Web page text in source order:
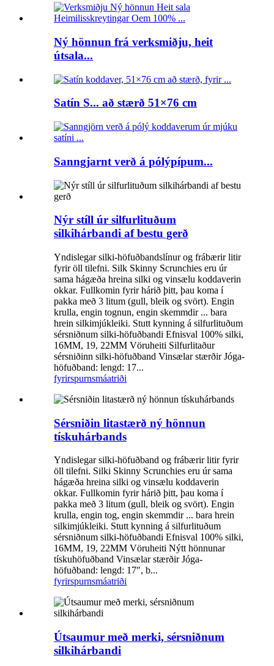
Ný hönnun frá verksmiðju, heit
útsala...
Satín S... að stærð 51×76 cm
Sanngjarnt verð á pólýpípum...
Nýr stíll úr silfurlituðum
silkihárbandi af bestu gerð
Yndislegar silki-höfuðbandslínur og frábærir litir
fyrir öll tilefni. Silk Skinny Scrunchies eru úr
sama hágæða hreina silki og vinsælu koddaverin
okkar. Fullkomin fyrir hárið þitt, þau koma í
pakka með 3 litum (gull, bleik og svört). Engin
krulla, engin tognun, engin skemmdir ... bara
hrein silkimjúkleiki. Stutt kynning á silfurlituðum
sérsniðnum silki-höfuðbandi Efnisval 100% silki,
16MM, 19, 22MM Vöruheiti Silfurlitaður
sérsniðinn silki-höfuðband Vinsælar stærðir Jóga-
höfuðband: lengd: 17...
fyrirspurnsmáatriði
Sérsniðin litastærð ný hönnun
tískuhárbands
Yndislegar silki-höfuðband og frábærir litir fyrir
öll tilefni. Silki Skinny Scrunchies eru úr sama
hágæða hreina silki og vinsælu koddaverin
okkar. Fullkomin fyrir hárið þitt, þau koma í
pakka með 3 litum (gull, bleik og svört). Engin
krulla, engin tog, engin skemmdir ... bara hrein
silkimjúkleiki. Stutt kynning á silfurlituðum
sérsniðnum silki-höfuðbandi Efnisval 100% silki,
16MM, 19, 22MM Vöruheiti Nýtt hönnunar
tískuhöfuðband Vinsælar stærðir Jóga-
höfuðband: lengd: 17″, b...
fyrirspurnsmáatriði
Útsaumur með merki, sérsniðnum
silkihárbandi